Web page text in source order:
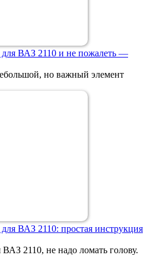
для ВАЗ 2110 и не пожалеть —
но важный элемент
ВАЗ 2110: простая инструкция
2110, не надо ломать голову.